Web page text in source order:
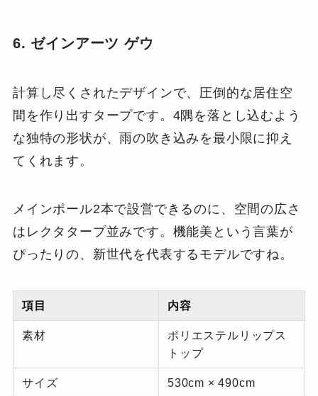
6. ゼインアーツ ゲウ
計算し尽くされたデザインで、圧倒的な居住空
間を作り出すタープです。4隅を落とし込むよう
な独特の形状が、雨の吹き込みを最小限に抑え
てくれます。
メインポール2本で設営できるのに、空間の広さ
はレクタタープ並みです。機能美という言葉が
ぴったりの、新世代を代表するモデルですね。
項目 内容
素材
ポリエステルリップス
トップ
サイズ 530cm × 490cm